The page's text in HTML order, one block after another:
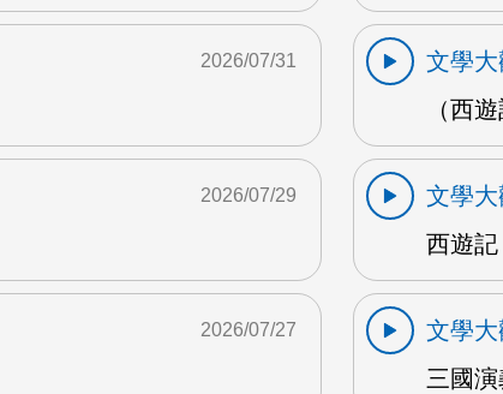
2026/07/31
文學大
（西
2026/07/29
文學大
西遊記
2026/07/27
文學大
三國